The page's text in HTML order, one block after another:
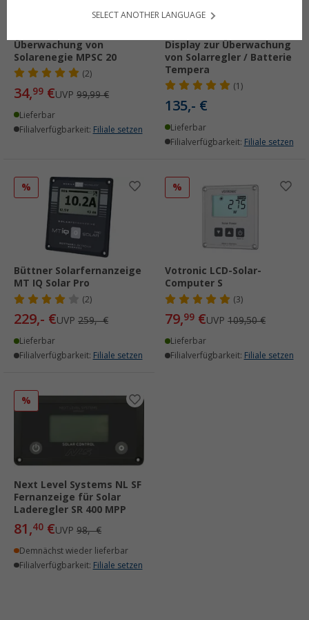
Überwachung von
Solarenegie MPSC 20
(2)
34,99 €UVP 99,99 €
Lieferbar
Filialverfügbarkeit: Filiale setzen
Display zur Überwachung
von Solarregler / Batterie
Tempera
(1)
135,- €
Lieferbar
Filialverfügbarkeit: Filiale setzen
%
Büttner Solarfernanzeige
MT IQ Solar Pro
(2)
229,- €UVP 259,- €
Lieferbar
Filialverfügbarkeit: Filiale setzen
%
Votronic LCD-Solar-
Computer S
(3)
79,99 €UVP 109,50 €
Lieferbar
Filialverfügbarkeit: Filiale setzen
%
Next Level Systems NL SF
Fernanzeige für Solar
Laderegler SR 400 MPP
81,40 €UVP 98,- €
Demnächst wieder lieferbar
Filialverfügbarkeit: Filiale setzen
SELECT ANOTHER LANGUAGE